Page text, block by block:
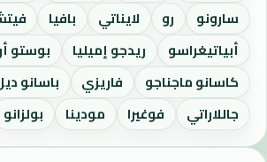
سارونو
رو لايناتي بافيا
أبياتيغراسو
ريدجو إميليا
بوستو
كاسانو ماجناجو
فاريزي
باسانو
جاللاراتي
فوغيرا مودينا بولزانو